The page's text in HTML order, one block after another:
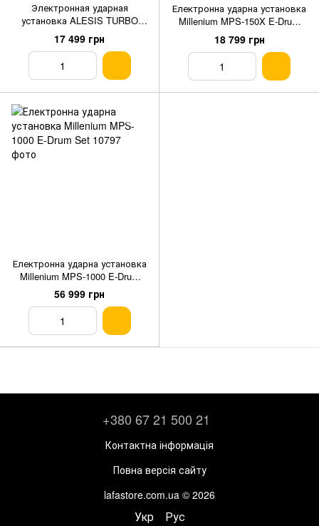
Электронная ударная
установка ALESIS TURBO
MESH KIT
17 499 грн
Електронна ударна установка
Millenium MPS-150X E-Drum
Mesh Set
18 799 грн
Електронна ударна установка
Millenium MPS-1000 E-Drum
Set
56 999 грн
+380 67 21 500 21
Контактна інформація
Повна версія сайту
lafastore.com.ua © 2026
Укр Рус